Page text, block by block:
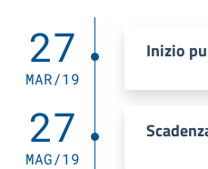
27
MAR/19
Inizio
27
MAG/19